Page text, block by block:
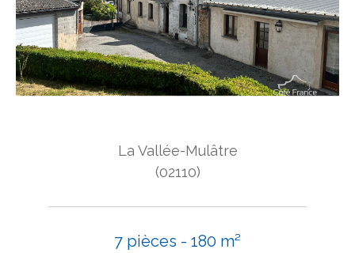
La Vallée-Mulâtre
(02110)
7 pièces - 180 m²
Pièces
Pièces
Référence
PARKING
FILTRER PAR
COUPS DE COEUR